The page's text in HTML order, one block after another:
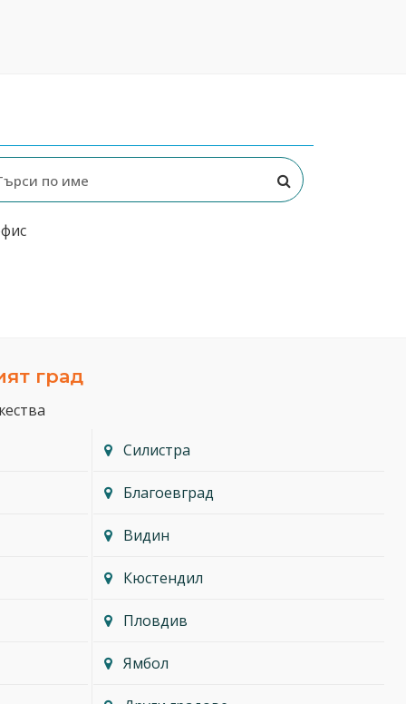
град
Силистра
Благоевград
Видин
Кюстендил
Пловдив
Ямбол